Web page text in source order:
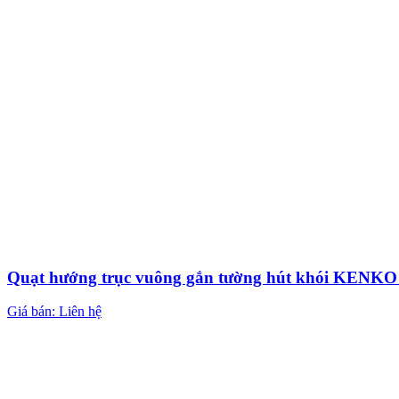
Quạt hướng trục vuông gắn tường hút khói
Giá bán: Liên hệ